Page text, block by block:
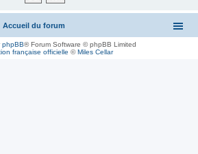
Accueil du forum
phpBB® Forum Software © phpBB Limited
française officielle ©Miles Cellar